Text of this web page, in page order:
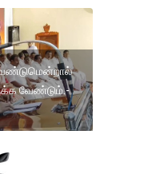
வேண்டும்.-